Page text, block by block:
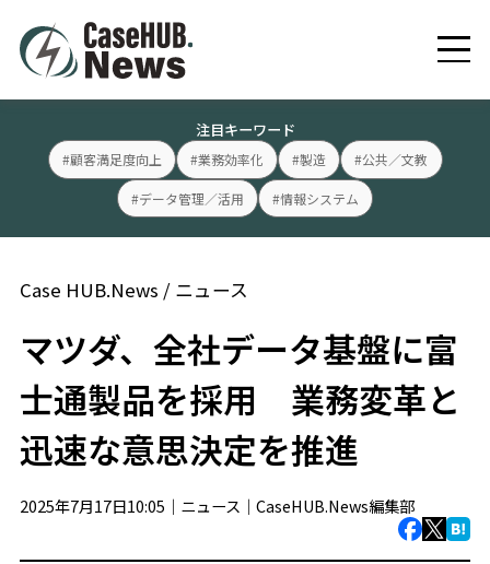
注目キーワード
#顧客満足度向上 #業務効率化 #製造 #公共／文教
#データ管理／活用 #情報システム
Case HUB.News / ニュース
マツダ、全社データ基盤に富
士通製品を採用 業務変革と
迅速な意思決定を推進
2025年7月17日10:05｜ ニュース ｜ CaseHUB.News編集部